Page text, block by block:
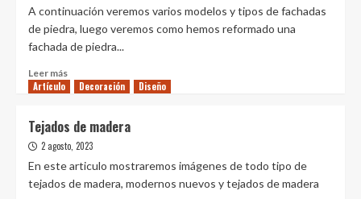
reconstrucción
Ucrania
incluyen
impresas
A continuación veremos varios modelos y tipos de fachadas
de piedra, luego veremos como hemos reformado una
fachada de piedra...
Leer más
más
de
piedra
en
casas
Artículo Decoración Diseño
Tejados de madera
2 agosto, 2023
En este articulo mostraremos imágenes de todo tipo de
tejados de madera, modernos nuevos y tejados de madera